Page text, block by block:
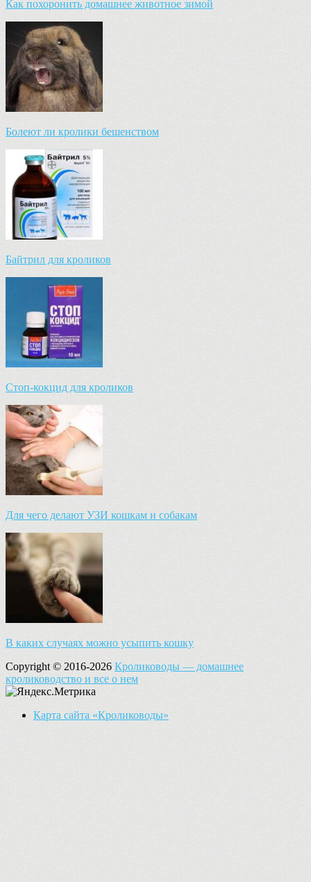
Как похоронить домашнее животное зимой
Болеют ли кролики бешенством
Байтрил для кроликов
Стоп-кокцид для кроликов
Для чего делают УЗИ кошкам и собакам
В каких случаях можно усыпить кошку
Copyright © 2016-2026 Кролиководы — домашнее
кролиководство и все о нем
Карта сайта «Кролиководы»